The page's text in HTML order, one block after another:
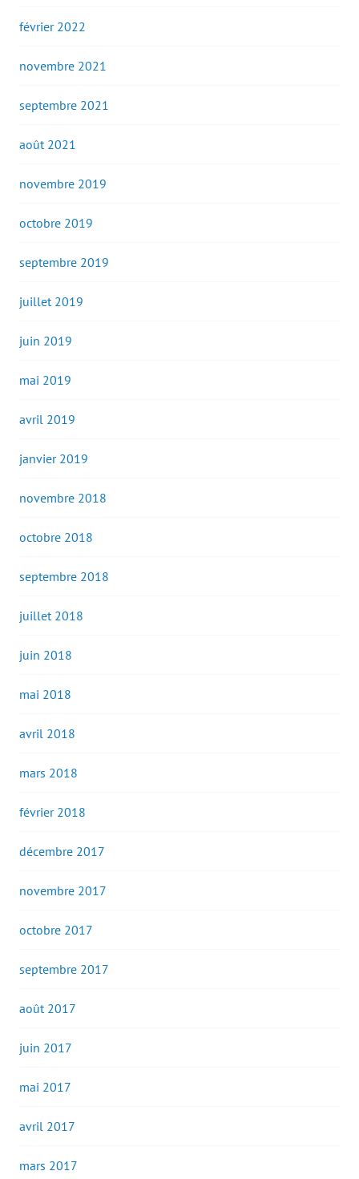
février 2022
novembre 2021
septembre 2021
août 2021
novembre 2019
octobre 2019
septembre 2019
juillet 2019
juin 2019
mai 2019
avril 2019
janvier 2019
novembre 2018
octobre 2018
septembre 2018
juillet 2018
juin 2018
mai 2018
avril 2018
mars 2018
février 2018
décembre 2017
novembre 2017
octobre 2017
septembre 2017
août 2017
juin 2017
mai 2017
avril 2017
mars 2017